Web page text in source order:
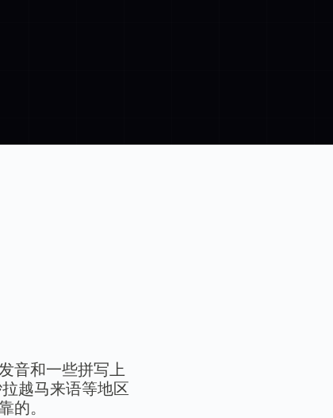
音和一些拼写上
越马来语等地区
的。